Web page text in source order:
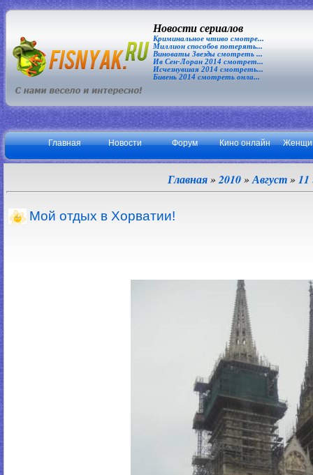
Новости сериалов
Криминальное чтиво смотре...
Миллион способов потерять...
Виноваты Звезды смотреть ...
Ив Сен-Лоран 2014 смотрет...
Исчезнувшая 2014 смотреть...
Бивень 2014 смотреть онла...
Главная Новости Форум Кино онлайн
Главная»2010 » Август » 11
Мой отдых в Хорватии!